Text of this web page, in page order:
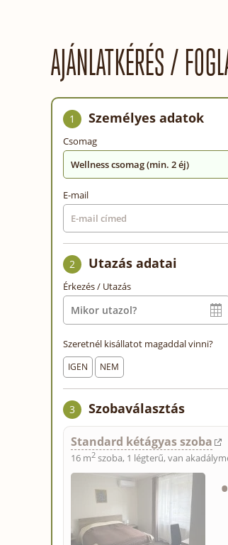
AJÁNLATKÉRÉS /
1 Személyes adatok
Csomag
Wellness csomag (min. 2 éj)
E-mail
2 Utazás adatai
Érkezés / Utazás
Szeretnél kisállatot magaddal vinni?
IGEN NEM
3 Szobaválasztás
Standard kétágyas szoba
16 m2 szoba, 1 légterű, van